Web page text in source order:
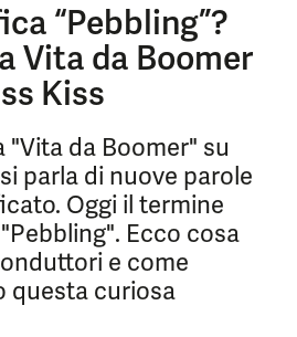
“Pebbling”?
Vita da Boomer
Kiss
"Vita da Boomer" su
parla di nuove parole
Oggi il termine
Ecco cosa
e come
questa curiosa